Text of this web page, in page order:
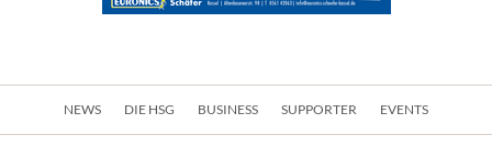
Navigation
NEWS DIE HSG BUSINESS SUPPORTER EVENTS